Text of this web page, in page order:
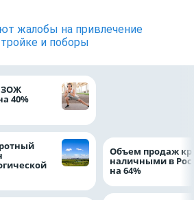
жалобы на привлечение
и поборы
ЗОЖ
40%
Объем продаж
наличными в
на 64%